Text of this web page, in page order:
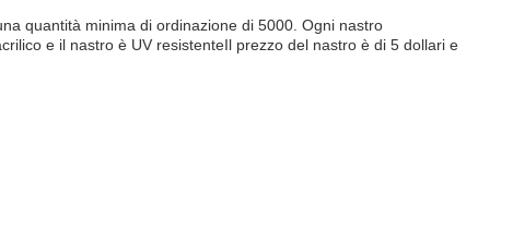
quantità minima di ordinazione di 5000. Ogni nastro
e il nastro è UV resistenteIl prezzo del nastro è di 5 dollari e